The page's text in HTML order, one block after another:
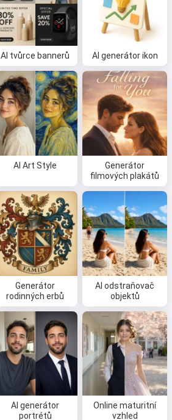
AI tvůrce bannerů AI generátor ikon
AI Art Style
Generátor
filmových plakátů
Generátor
rodinných erbů
AI odstraňovač
objektů
AI generátor
portrétů
Online maturitní
vzhled